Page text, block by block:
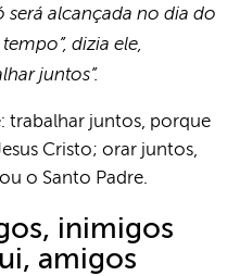
será alcançada no dia do
dizia ele,
juntos”.
trabalhar juntos, porque
Cristo; orar juntos,
o Santo Padre.
inimigos
amigos